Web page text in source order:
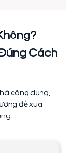
Cách
công dụng,
để xua